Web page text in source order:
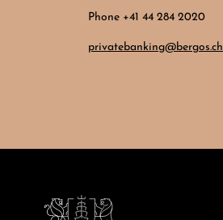
Phone +41 44 284 2020
privatebanking@bergos.ch